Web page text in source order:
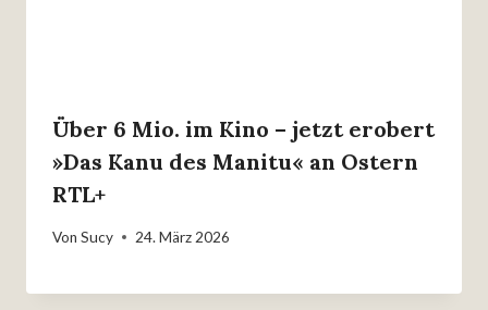
Über 6 Mio. im Kino – jetzt erobert
»Das Kanu des Manitu« an Ostern
RTL+
Von Sucy 24. März 2026